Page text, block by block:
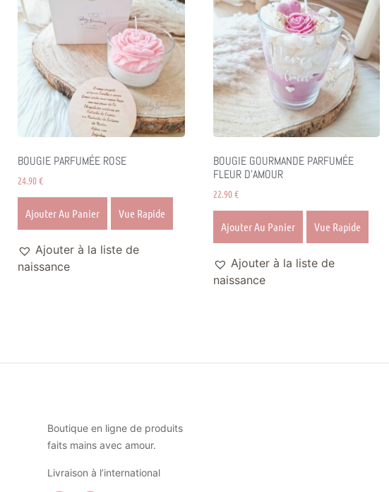
BOUGIE PARFUMÉE ROSE
24.90€
Ajouter Au Panier Vue Rapide
Ajouter à la liste de
naissance
BOUGIE GOURMANDE PARFUMÉE
FLEUR D’AMOUR
22.90€
Ajouter Au Panier Vue Rapide
Ajouter à la liste de
naissance
Boutique en ligne de produits
faits mains avec amour.
Livraison à l’international